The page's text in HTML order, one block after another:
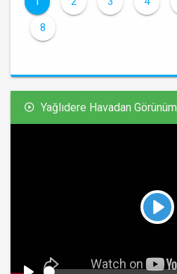
8
Yağlıdere Havadan Görünüm
Play